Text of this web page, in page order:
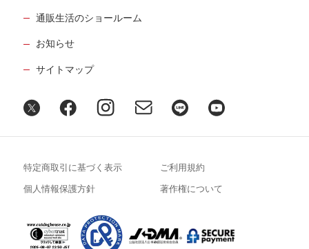
通販生活のショールーム
お知らせ
サイトマップ
特定商取引に基づく表示 ご利用規約
個人情報保護方針 著作権について